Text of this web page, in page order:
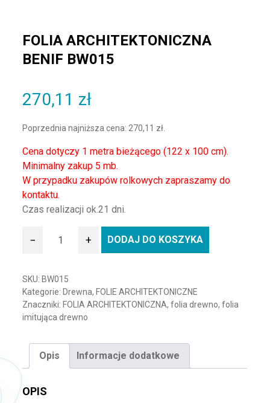
FOLIA ARCHITEKTONICZNA
BENIF BW015
270,11 zł
Poprzednia najniższa cena: 270,11 zł
Cena dotyczy 1 metra bieżącego (122 x 100 cm).
Minimalny zakup 5 mb.
W przypadku zakupów rolkowych zapraszamy do
kontaktu.
Czas realizacji ok.21 dni.
ilość Folia architektoniczna BENIF BW015
− + DODAJ DO KOSZYKA
SKU: BW015
Kategorie: Drewna, FOLIE ARCHITEKTONICZNE
Znaczniki: FOLIA ARCHITEKTONICZNA,folia drewno,folia
imitująca drewno
Opis Informacje dodatkowe
OPIS